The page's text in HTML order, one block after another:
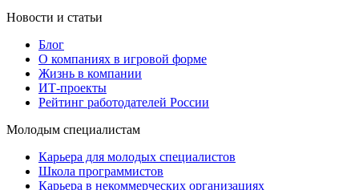
Новости и статьи
Блог
О компаниях в игровой форме
Жизнь в компании
ИТ-проекты
Рейтинг работодателей России
Молодым специалистам
Карьера для молодых специалистов
Школа программистов
Карьера в некоммерческих организациях